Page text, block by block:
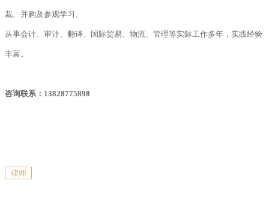
裁、并购及参观学习。
从事会计、审计、翻译、国际贸易、物流、管理等实际工作多年，实践经验
丰富。
咨询联系：13828775898
律师